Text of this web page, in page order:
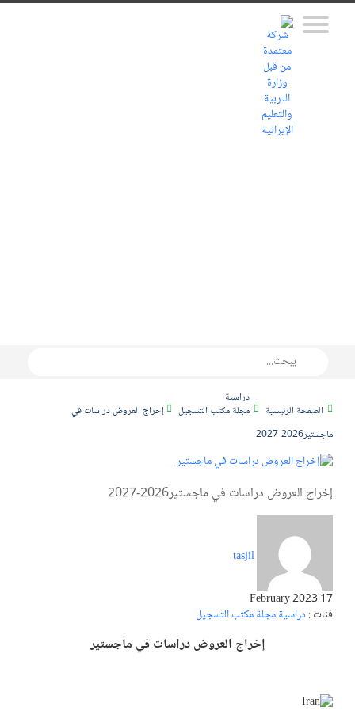
الصفحة الرئيسية
دراسية
مجلة مكتب التسجيل
إخراج العروض دراسات في
ماجستير2026-2027
إخراج العروض دراسات في ماجستير2026-2027
tasjil
17 February 2023
فئات : دراسيةمجلة مكتب التسجيل
إخراج العروض دراسات في ماجستير